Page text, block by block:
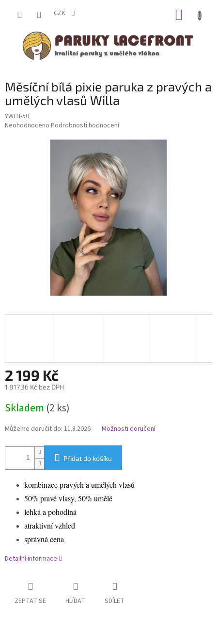
CZK
Měsíční bílá pixie paruka z pravých a
umělých vlasů Willa
YWLH-50
Průměrné
Neohodnoceno Podrobnosti hodnocení
2 199 Kč
1 817,36 Kč bez DPH
cena:
Skladem (2 ks)
Můžeme doručit do: 11.8.2026 Možnosti doručení
Přidat do košíku
kombinace pravých a umělých vlasů
50% pravé vlasy, 50% umělé
lehká a pohodlná
atraktivní vzhled
správná cena
Detailní informace
ZEPTAT SE HLÍDAT SDÍLET